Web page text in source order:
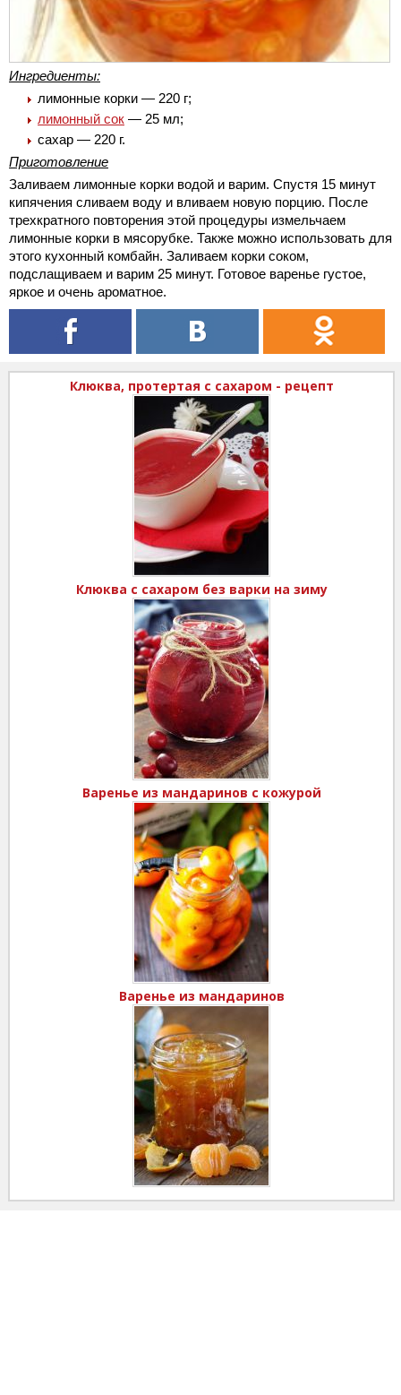
Ингредиенты:
лимонные корки — 220 г;
лимонный сок — 25 мл;
сахар — 220 г.
Приготовление
Заливаем лимонные корки водой и варим. Спустя 15 минут
кипячения сливаем воду и вливаем новую порцию. После
трехкратного повторения этой процедуры измельчаем
лимонные корки в мясорубке. Также можно использовать для
этого кухонный комбайн. Заливаем корки соком,
подслащиваем и варим 25 минут. Готовое варенье густое,
яркое и очень ароматное.
Клюква, протертая с сахаром - рецепт
Клюква с сахаром без варки на зиму
Варенье из мандаринов с кожурой
Варенье из мандаринов